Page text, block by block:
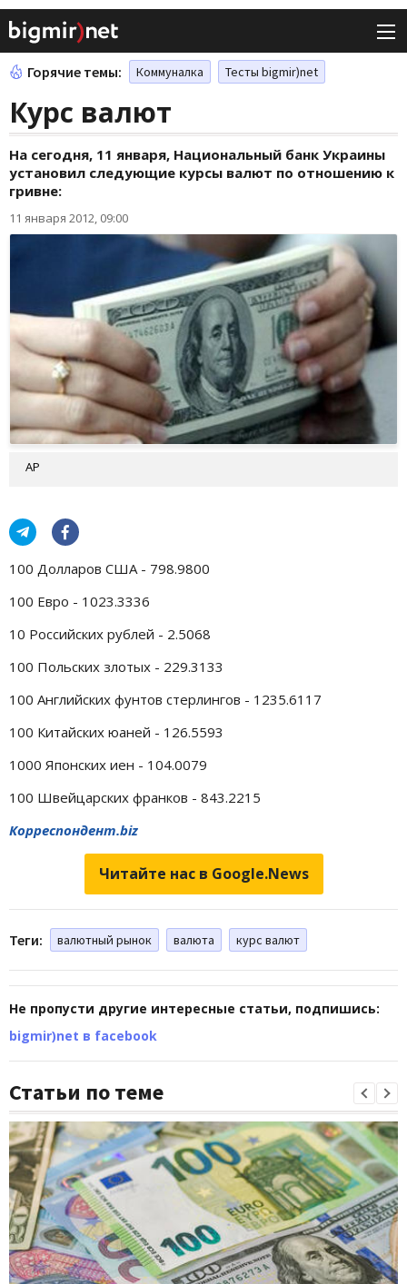
Горячие темы: Коммуналка Тесты bigmir)net
Курс валют
На сегодня, 11 января, Национальный банк Украины
установил следующие курсы валют по отношению к
гривне:
11 января 2012, 09:00
AP
100 Долларов США - 798.9800
100 Евро - 1023.3336
10 Российских рублей - 2.5068
100 Польских злотых - 229.3133
100 Английских фунтов стерлингов - 1235.6117
100 Китайских юаней - 126.5593
1000 Японских иен - 104.0079
100 Швейцарских франков - 843.2215
Корреспондент.biz
Читайте нас в Google.News
Теги: валютный рынок валюта курс валют
Не пропусти другие интересные статьи, подпишись:
bigmir)net в facebook
Статьи по теме